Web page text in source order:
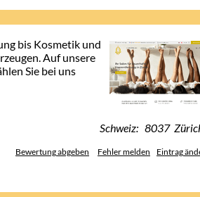
bis Kosmetik und
Auf unsere
Sie bei uns
Schweiz: 8037
Bewertung abgeben Fehler melden Eintrag